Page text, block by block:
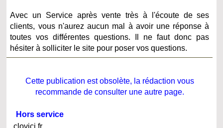
Avec un Service après vente très à l'écoute de ses
clients, vous n'aurez aucun mal à avoir une réponse à
toutes vos différentes questions. Il ne faut donc pas
hésiter à solliciter le site pour poser vos questions.
Cette publication est obsolète, la rédaction vous
recommande de consulter une autre page.
Hors service
clovici.fr